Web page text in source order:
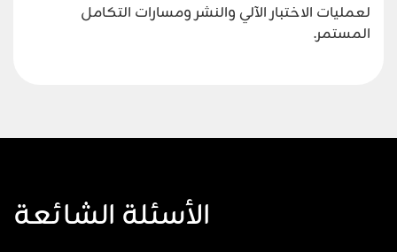
لعمليات الاختبار الآلي والنشر ومسارات التكامل
المستمر.
الأسئلة الشائعة